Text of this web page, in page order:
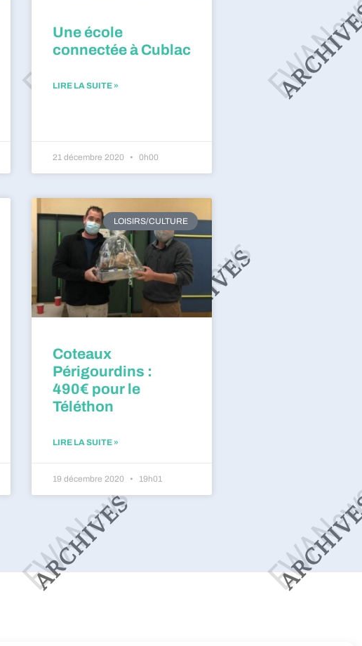
Une école
connectée à Cublac
LIRE LA SUITE »
21 décembre 2020 0h00
LOISIRS/CULTURE
Coteaux
Périgourdins :
490€ pour le
Téléthon
LIRE LA SUITE »
19 décembre 2020 19h01